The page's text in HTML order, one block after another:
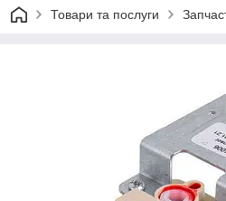
Товари та послуги